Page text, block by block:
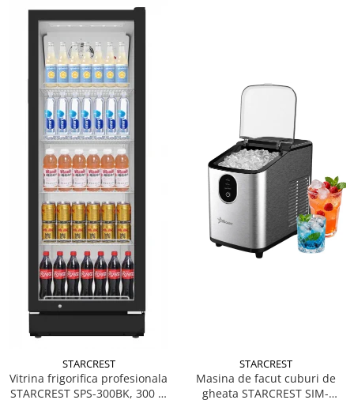
STARCREST
Vitrina frigorifica profesionala
STARCREST SPS-300BK, 300 L,
STARCREST
Masina de facut cuburi de
gheata STARCREST SIM-